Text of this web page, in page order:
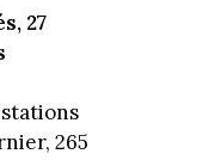
27
265